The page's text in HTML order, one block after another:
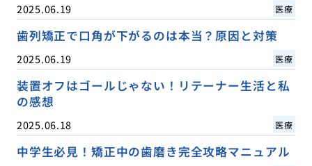
2025.06.19 医療
歯列矯正で口角が下がるのは本当？原因と対策
2025.06.19 医療
装置オフはゴールじゃない！リテーナー生活と私
の感想
2025.06.18 医療
中学生必見！矯正中の歯磨き完全攻略マニュアル